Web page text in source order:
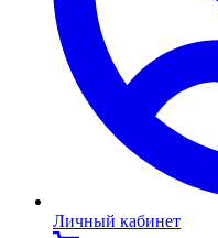
Личный кабинет